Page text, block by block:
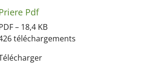
Pdf
– 18,4 KB
téléchargements